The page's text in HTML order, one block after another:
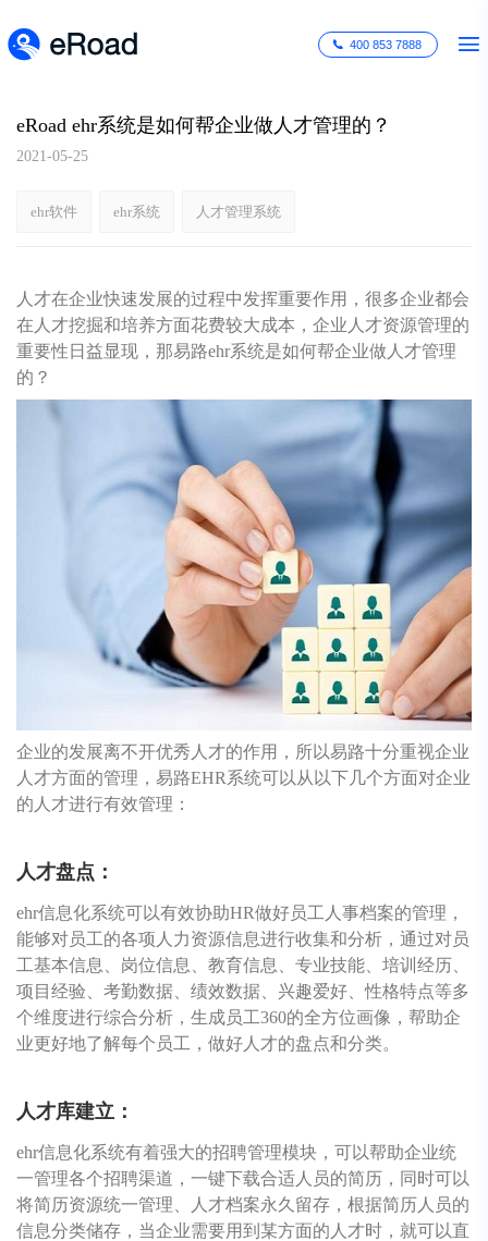
400 853 7888
eRoad ehr系统是如何帮企业做人才管理的？
2021-05-25
ehr软件 ehr系统 人才管理系统
人才在企业快速发展的过程中发挥重要作用，很多企业都会
在人才挖掘和培养方面花费较大成本，企业人才资源管理的
重要性日益显现，那易路ehr系统是如何帮企业做人才管理
的？
企业的发展离不开优秀人才的作用，所以易路十分重视企业
人才方面的管理，易路EHR系统可以从以下几个方面对企业
的人才进行有效管理：
人才盘点：
ehr信息化系统可以有效协助HR做好员工人事档案的管理，
能够对员工的各项人力资源信息进行收集和分析，通过对员
工基本信息、岗位信息、教育信息、专业技能、培训经历、
项目经验、考勤数据、绩效数据、兴趣爱好、性格特点等多
个维度进行综合分析，生成员工360的全方位画像，帮助企
业更好地了解每个员工，做好人才的盘点和分类。
人才库建立：
ehr信息化系统有着强大的招聘管理模块，可以帮助企业统
一管理各个招聘渠道，一键下载合适人员的简历，同时可以
将简历资源统一管理、人才档案永久留存，根据简历人员的
信息分类储存，当企业需要用到某方面的人才时，就可以直